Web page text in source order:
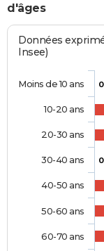
d'âges
Données
Insee)
0
0
Moins de 10 ans
10-20 ans
20-30 ans
30-40 ans
40-50 ans
50-60 ans
60-70 ans